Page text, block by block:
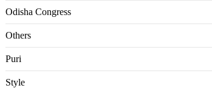
Odisha Congress
Others
Puri
Style